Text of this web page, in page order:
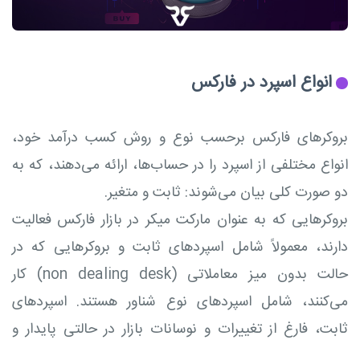
انواع اسپرد در فارکس
بروکرهای فارکس برحسب نوع و روش کسب درآمد خود،
انواع مختلفی از اسپرد را در حساب‌ها، ارائه می‌دهند، که به
دو صورت کلی بیان می‌شوند: ثابت و متغیر.
بروکرهایی که به عنوان مارکت میکر در بازار فارکس فعالیت
دارند، معمولاً شامل اسپردهای ثابت و بروکرهایی که در
حالت بدون میز معاملاتی (non dealing desk) کار
می‌کنند، شامل اسپردهای نوع شناور هستند. اسپردهای
ثابت، فارغ از تغییرات و نوسانات بازار در حالتی پایدار و